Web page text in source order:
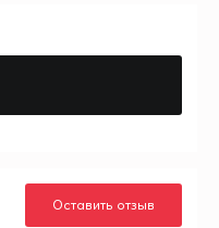
Оставить отзыв